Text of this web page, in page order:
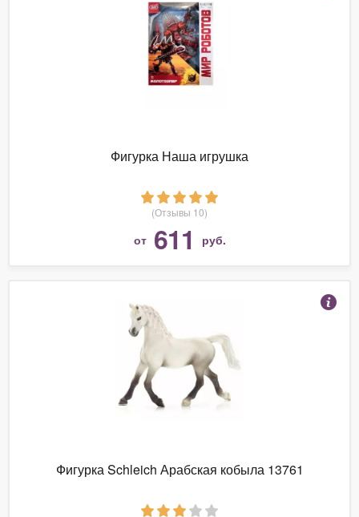
Фигурка Наша игрушка
(Отзывы 10)
от 611 руб.
Фигурка Schleich Арабская кобыла 13761